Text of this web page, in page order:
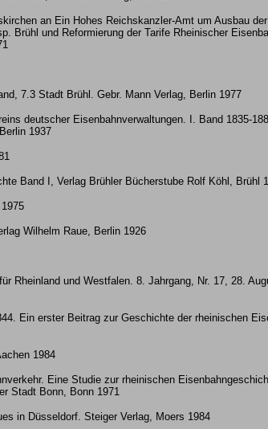
an Ein Hohes Reichskanzler-Amt um Ausbau
Brühl und Reformierung der Tarife Rheinischer
7.3 Stadt Brühl. Gebr. Mann Verlag, Berlin 1977
deutscher Eisenbahnverwaltungen. I. Band 1835-
1937
Band I, Verlag Brühler Bücherstube Rolf Köhl, Brühl
Wilhelm Raue, Berlin 1926
Rheinland und Westfalen. 8. Jahrgang, Nr. 17, 28.
Ein erster Beitrag zur Geschichte der rheinischen
1984
Eine Studie zur rheinischen
Stadt Bonn, Bonn 1971
in Düsseldorf. Steiger Verlag, Moers 1984